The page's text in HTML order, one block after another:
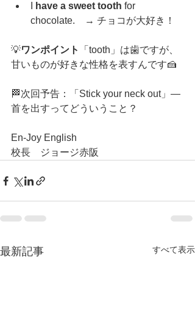
have a sweet tooth for
chocolate.　→ チョコが大好き！
💡ワンポイント
「tooth」は歯ですが、
甘いものが好きな性格を表すんです🍰
🏁次回予告：「Stick your neck out」—
首を出すってどういうこと？
En-Joy English
校長　ジョージ赤阪
最新記事 すべて表示